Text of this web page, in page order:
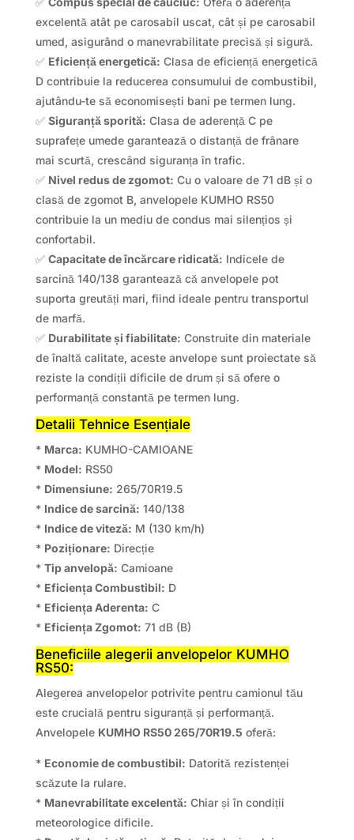
excelentă atât pe carosabil uscat, cât și pe carosabil
umed, asigurând o manevrabilitate precisă și sigură.
✅ Eficiență energetică: Clasa de eficiență energetică
D contribuie la reducerea consumului de combustibil,
ajutându-te să economisești bani pe termen lung.
✅ Siguranță sporită: Clasa de aderență C pe
suprafețe umede garantează o distanță de frânare
mai scurtă, crescând siguranța în trafic.
✅ Nivel redus de zgomot: Cu o valoare de 71 dB și o
clasă de zgomot B, anvelopele KUMHO RS50
contribuie la un mediu de condus mai silențios și
confortabil.
✅ Capacitate de încărcare ridicată: Indicele de
sarcină 140/138 garantează că anvelopele pot
suporta greutăți mari, fiind ideale pentru transportul
de marfă.
✅ Durabilitate și fiabilitate: Construite din materiale
de înaltă calitate, aceste anvelope sunt proiectate să
reziste la condiții dificile de drum și să ofere o
performanță constantă pe termen lung.
Detalii Tehnice Esențiale
* Marca: KUMHO-CAMIOANE
* Model: RS50
* Dimensiune: 265/70R19.5
* Indice de sarcină: 140/138
* Indice de viteză: M (130 km/h)
* Poziționare: Direcție
* Tip anvelopă: Camioane
* Eficiența Combustibil: D
* Eficiența Aderenta: C
* Eficiența Zgomot: 71 dB (B)
Beneficiile alegerii anvelopelor KUMHO
RS50:
Alegerea anvelopelor potrivite pentru camionul tău
este crucială pentru siguranță și performanță.
Anvelopele KUMHO RS50 265/70R19.5 oferă:
* Economie de combustibil: Datorită rezistenței
scăzute la rulare.
* Manevrabilitate excelentă: Chiar și în condiții
meteorologice dificile.